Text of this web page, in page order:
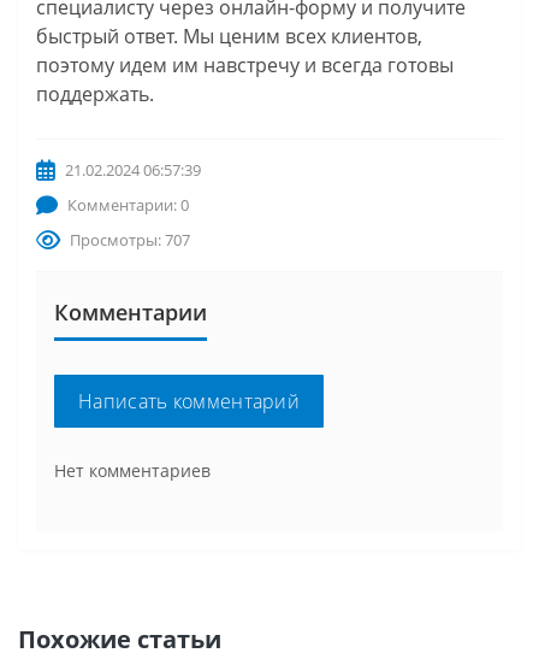
специалисту через онлайн-форму и получите
быстрый ответ. Мы ценим всех клиентов,
поэтому идем им навстречу и всегда готовы
поддержать.
21.02.2024 06:57:39
Комментарии: 0
Просмотры: 707
Комментарии
Написать комментарий
Нет комментариев
Похожие статьи